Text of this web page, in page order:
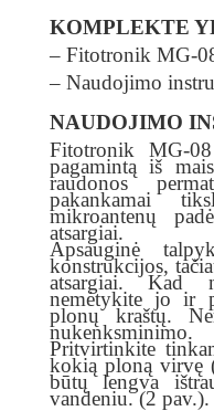
KOMPLEKTE
– Fitotronik MG-
– Naudojimo
NAUDOJIMO
Fitotronik MG-
pagamintą iš
raudonos
pakankamai
mikroantenų
atsargiai.
Apsauginė
konstrukcijos,
atsargiai. Kad
nemėtykite jo ir
plonų kraštų.
nukenksminimo.
Pritvirtinkite
kokią ploną virvę
būtų lengva
vandeniu. (2 pav.).